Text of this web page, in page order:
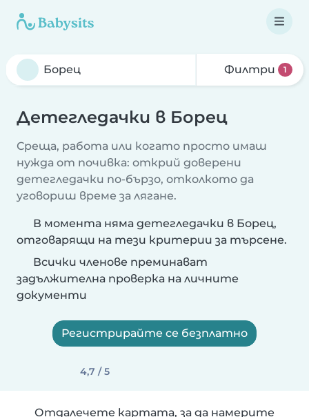
Филтри 1
Детегледачки в Борец
Среща, работа или когато просто имаш
нужда от почивка: открий доверени
детегледачки по-бързо, отколкото да
уговориш време за лягане.
В момента няма детегледачки в Борец,
отговарящи на тези критерии за търсене.
Всички членове преминават
задължителна проверка на личните
документи
Регистрирайте се безплатно
4,7 / 5
Отдалечете картата, за да намерите